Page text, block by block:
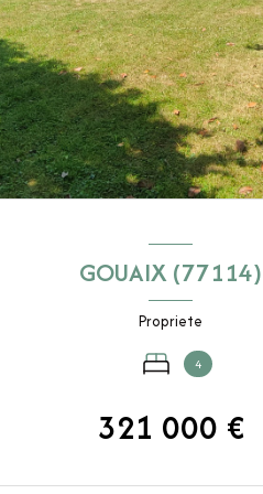
GOUAIX (77114)
Propriete
4
321 000 €
VOIR LE BIEN